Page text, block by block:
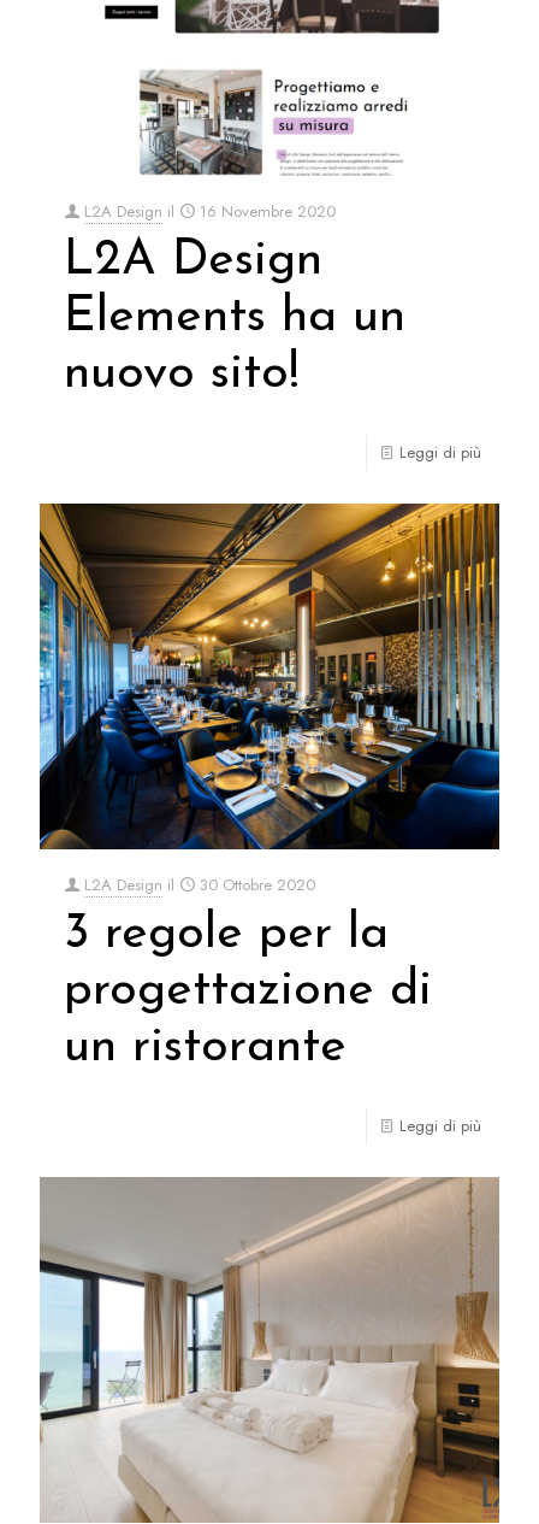
L2A Design il 16 Novembre 2020
L2A Design
Elements ha un
nuovo sito!
Leggi di più
L2A Design il 30 Ottobre 2020
3 regole per la
progettazione di
un ristorante
Leggi di più